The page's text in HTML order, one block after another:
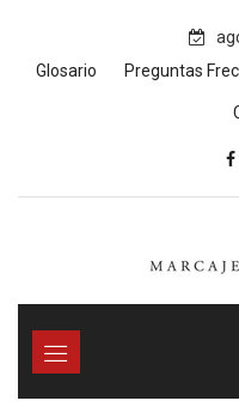
contentGlosario
Preguntas